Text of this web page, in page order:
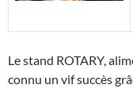
Le stand ROTARY,
connu un vif succès